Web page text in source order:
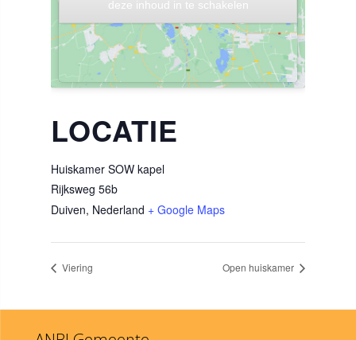
LOCATIE
Huiskamer SOW kapel
Rijksweg 56b
Duiven, Nederland + Google Maps
deze inhoud in te schakelen
deze inhoud in te schakelen
Viering Open huiskamer